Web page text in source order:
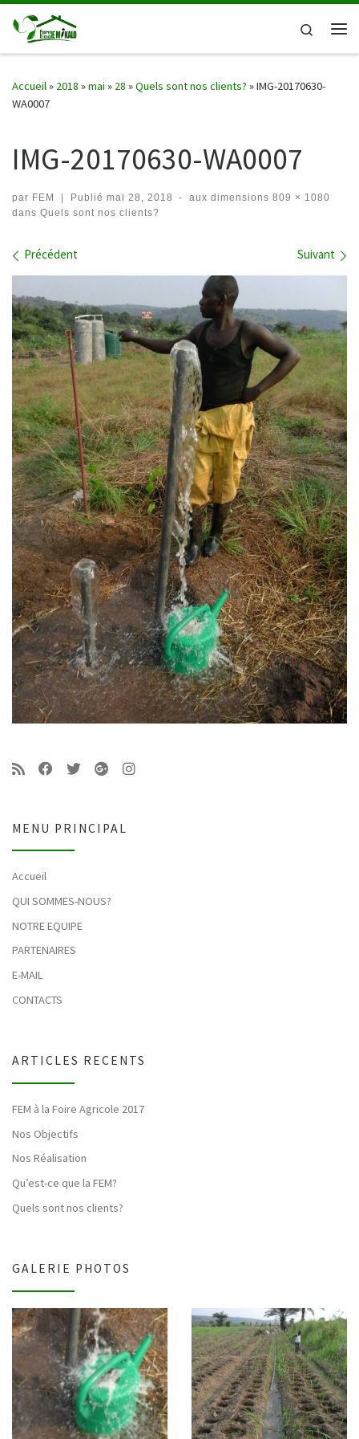
Passer au contenu
Search
Accueil» 2018 »mai » 28 »Quels sont nos clients? »IMG-20170630-
WA0007
IMG-20170630-WA0007
par FEM | Publié mai 28, 2018 - aux dimensions 809 × 1080
dans Quels sont nos clients?
Navigation des images
Précédent Suivant
MENU PRINCIPAL
Accueil
QUI SOMMES-NOUS?
NOTRE EQUIPE
PARTENAIRES
E-MAIL
CONTACTS
ARTICLES RECENTS
FEM à la Foire Agricole 2017
Nos Objectifs
Nos Réalisation
Qu’est-ce que la FEM?
Quels sont nos clients?
GALERIE PHOTOS